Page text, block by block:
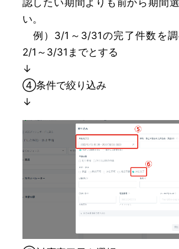
認したい期間よりも前から期間
い。
例）3/1～3/31の完了件数を調
2/1～3/31までとする
↓
④条件で絞り込み
↓